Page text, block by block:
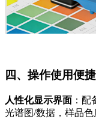
四、操作使用便捷
人性化显示界面 ：
光谱图/数据，样品